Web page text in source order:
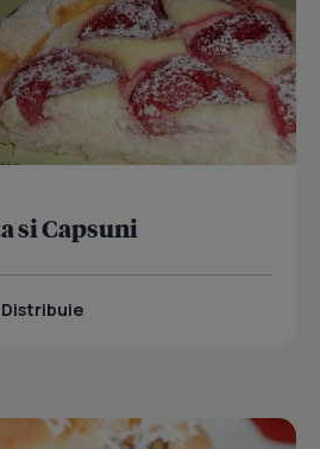
si Capsuni
Distribuie